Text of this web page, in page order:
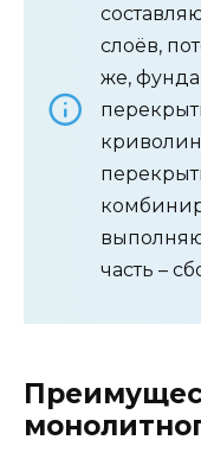
слоёв,
же,
часть –